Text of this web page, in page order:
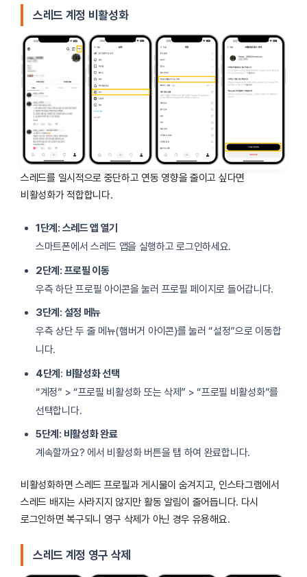
스레드 계정 비활성화
스레드를 일시적으로 중단하고 연동 영향을 줄이고 싶다면
비활성화가 적합합니다.
1단계: 스레드 앱 열기
스마트폰에서 스레드 앱을 실행하고 로그인하세요.
2단계: 프로필 이동
우측 하단 프로필 아이콘을 눌러 프로필 페이지로 들어갑니다.
3단계: 설정 메뉴
우측 상단 두 줄 메뉴(햄버거 아이콘)를 눌러 “설정”으로 이동합
니다.
4단계 : 비활성화 선택
“계정” > “프로필 비활성화 또는 삭제” > “프로필 비활성화”를
선택합니다.
5단계: 비활성화 완료
계속할까요? 에서 비활성화 버튼을 탭 하여 완료합니다.
비활성화하면 스레드 프로필과 게시물이 숨겨지고, 인스타그램에서
스레드 배지는 사라지지 않지만 활동 알림이 줄어듭니다. 다시
로그인하면 복구되니 영구 삭제가 아닌 경우 유용해요.
스레드 계정 영구 삭제